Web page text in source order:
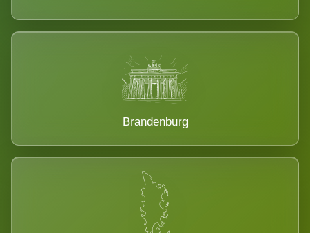
Brandenburg